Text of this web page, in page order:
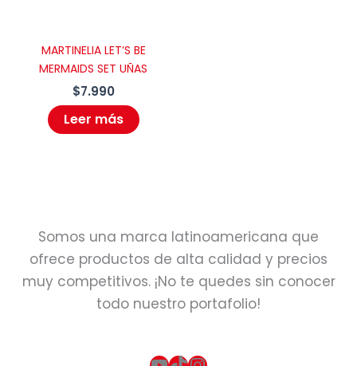
MARTINELIA LET’S BE
MERMAIDS SET UÑAS
$7.990
Leer más
Somos una marca latinoamericana que
ofrece productos de alta calidad y precios
muy competitivos. ¡No te quedes sin conocer
todo nuestro portafolio!